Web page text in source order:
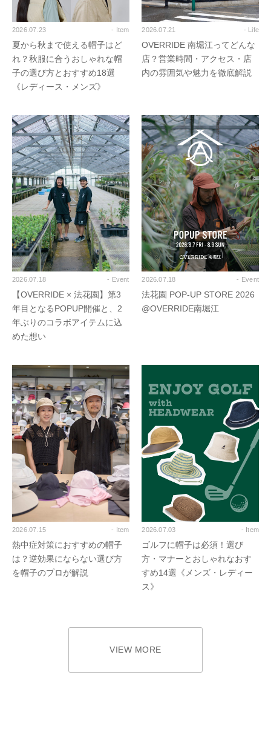
2026.07.23 - Item
夏から秋まで使える帽子はど
れ？秋服に合うおしゃれな帽
子の選び方とおすすめ18選
《レディース・メンズ》
2026.07.21 - Life
OVERRIDE 南堀江ってどんな
店？営業時間・アクセス・店
内の雰囲気や魅力を徹底解説
2026.07.18 - Event
【OVERRIDE × 法花園】第3
年目となるPOPUP開催と、2
年ぶりのコラボアイテムに込
めた想い
2026.07.18 - Event
法花園 POP-UP STORE 2026
@OVERRIDE南堀江
2026.07.15 - Item
熱中症対策におすすめの帽子
は？逆効果にならない選び方
を帽子のプロが解説
2026.07.03 - Item
ゴルフに帽子は必須！選び
方・マナーとおしゃれなおす
すめ14選《メンズ・レディー
ス》
VIEW MORE